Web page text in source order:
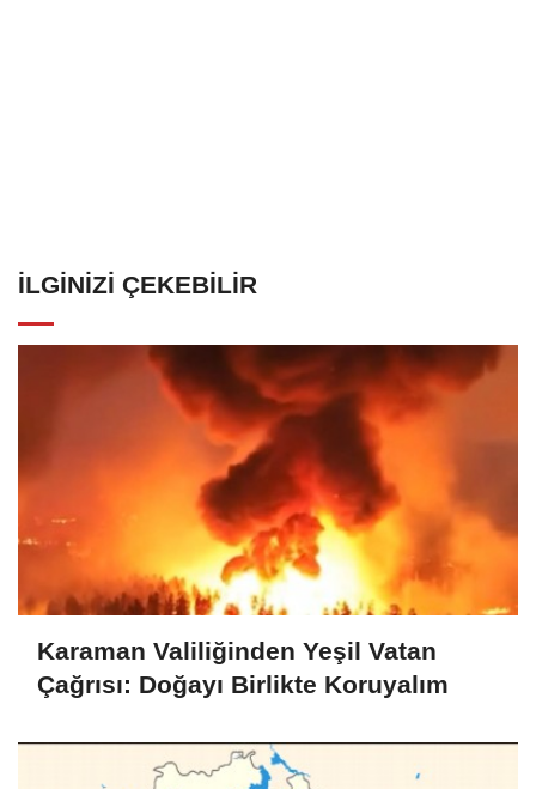
İLGINIZI ÇEKEBILIR
Karaman Valiliğinden Yeşil Vatan
Çağrısı: Doğayı Birlikte Koruyalım